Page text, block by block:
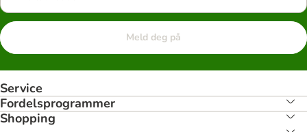
Meld deg på
Service
Fordelsprogrammer
Shopping